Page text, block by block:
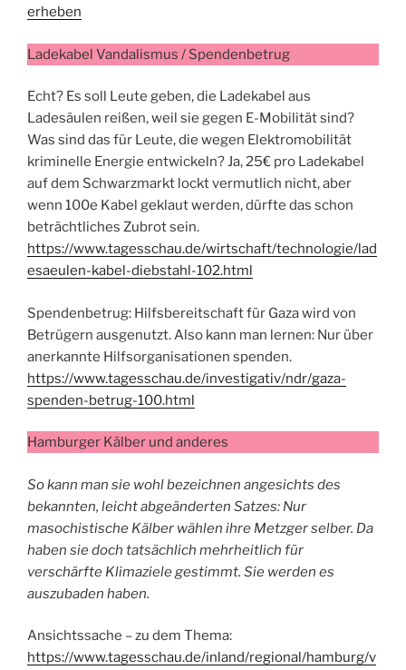
erheben
Ladekabel Vandalismus / Spendenbetrug
Echt? Es soll Leute geben, die Ladekabel aus
Ladesäulen reißen, weil sie gegen E-Mobilität sind?
Was sind das für Leute, die wegen Elektromobilität
kriminelle Energie entwickeln? Ja, 25€ pro Ladekabel
auf dem Schwarzmarkt lockt vermutlich nicht, aber
wenn 100e Kabel geklaut werden, dürfte das schon
beträchtliches Zubrot sein.
https://www.tagesschau.de/wirtschaft/technologie/lad
esaeulen-kabel-diebstahl-102.html
Spendenbetrug: Hilfsbereitschaft für Gaza wird von
Betrügern ausgenutzt. Also kann man lernen: Nur über
anerkannte Hilfsorganisationen spenden.
https://www.tagesschau.de/investigativ/ndr/gaza-
spenden-betrug-100.html
Hamburger Kälber und anderes
So kann man sie wohl bezeichnen angesichts des
bekannten, leicht abgeänderten Satzes: Nur
masochistische Kälber wählen ihre Metzger selber. Da
haben sie doch tatsächlich mehrheitlich für
verschärfte Klimaziele gestimmt. Sie werden es
auszubaden haben.
Ansichtssache – zu dem Thema:
https://www.tagesschau.de/inland/regional/hamburg/v